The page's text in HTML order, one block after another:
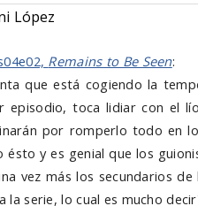
López
Remains to Be Seen:
que está cogiendo la
episodio, toca lidiar con el
por romperlo todo en
ésto y es genial que los
vez más los secundarios
la serie, lo cual es mucho